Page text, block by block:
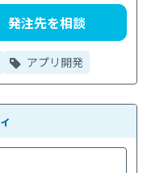
発注先を相談
アプリ開発